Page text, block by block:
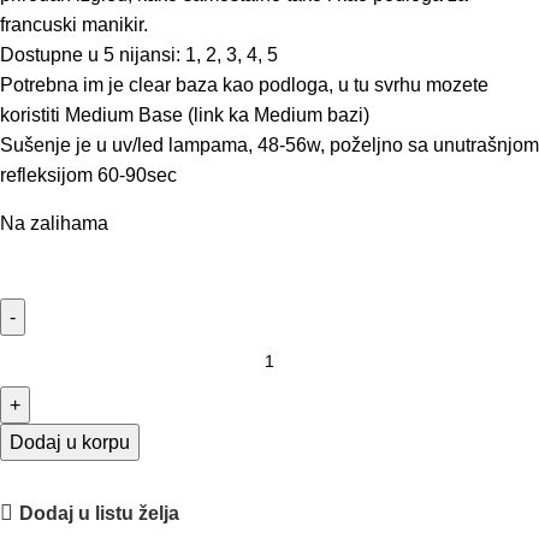
francuski manikir.
Dostupne u 5 nijansi: 1, 2, 3, 4, 5
Potrebna im je clear baza kao podloga, u tu svrhu mozete
koristiti Medium Base (link ka Medium bazi)
Sušenje je u uv/led lampama, 48-56w, poželjno sa unutrašnjom
refleksijom 60-90sec
Na zalihama
Dodaj u korpu
Dodaj u listu želja